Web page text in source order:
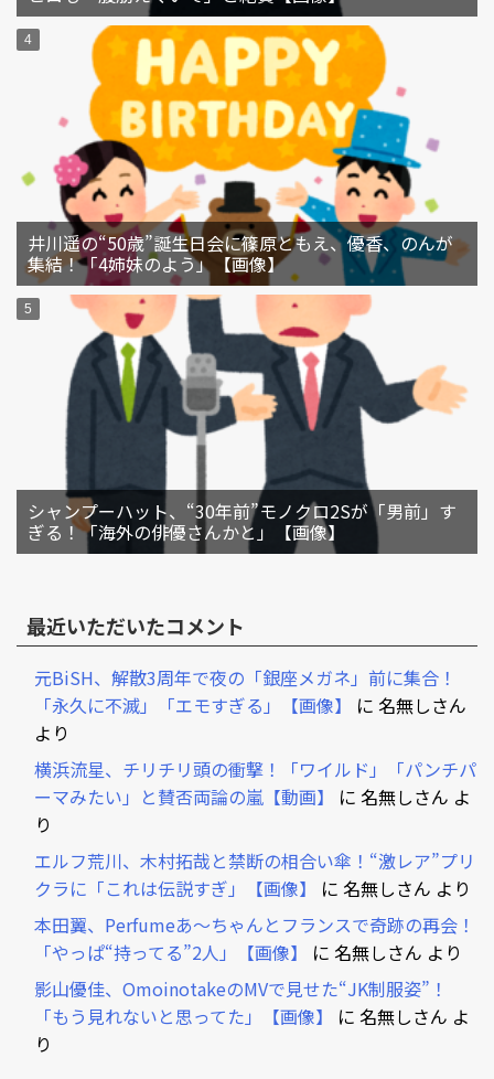
井川遥の“50歳”誕生日会に篠原ともえ、優香、のんが
集結！「4姉妹のよう」【画像】
シャンプーハット、“30年前”モノクロ2Sが「男前」す
ぎる！「海外の俳優さんかと」【画像】
最近いただいたコメント
元BiSH、解散3周年で夜の「銀座メガネ」前に集合！
「永久に不滅」「エモすぎる」【画像】
に 名無しさん
より
横浜流星、チリチリ頭の衝撃！「ワイルド」「パンチパ
ーマみたい」と賛否両論の嵐【動画】
に 名無しさん よ
り
エルフ荒川、木村拓哉と禁断の相合い傘！“激レア”プリ
クラに「これは伝説すぎ」【画像】
に 名無しさん より
本田翼、Perfumeあ～ちゃんとフランスで奇跡の再会！
「やっぱ“持ってる”2人」【画像】
に 名無しさん より
影山優佳、OmoinotakeのMVで見せた“JK制服姿”！
「もう見れないと思ってた」【画像】
に 名無しさん よ
り